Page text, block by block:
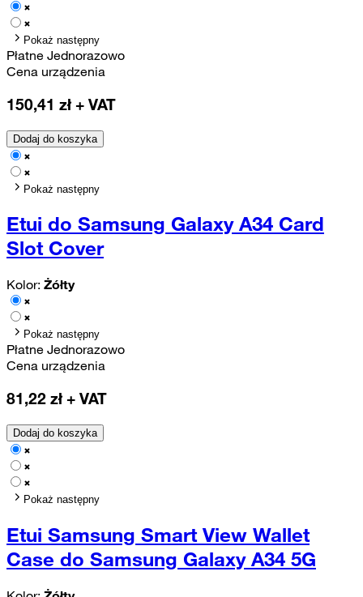
Pokaż następny
Płatne Jednorazowo
Cena urządzenia
150,41 zł + VAT
Dodaj do koszyka
Pokaż następny
Etui do Samsung Galaxy A34 Card
Slot Cover
Kolor: Żółty
Pokaż następny
Płatne Jednorazowo
Cena urządzenia
81,22 zł + VAT
Dodaj do koszyka
Pokaż następny
Etui Samsung Smart View Wallet
Case do Samsung Galaxy A34 5G